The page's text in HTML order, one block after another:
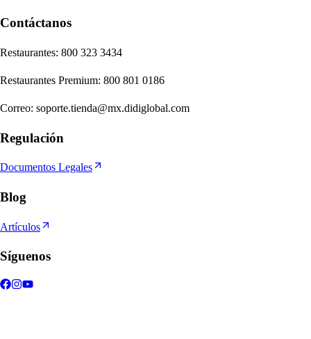
Contáctanos
Restaurantes: 800 323 3434
Restaurantes Premium: 800 801 0186
Correo: soporte.tienda@mx.didiglobal.com
Regulación
Documentos Legales
Blog
Artículos
Síguenos